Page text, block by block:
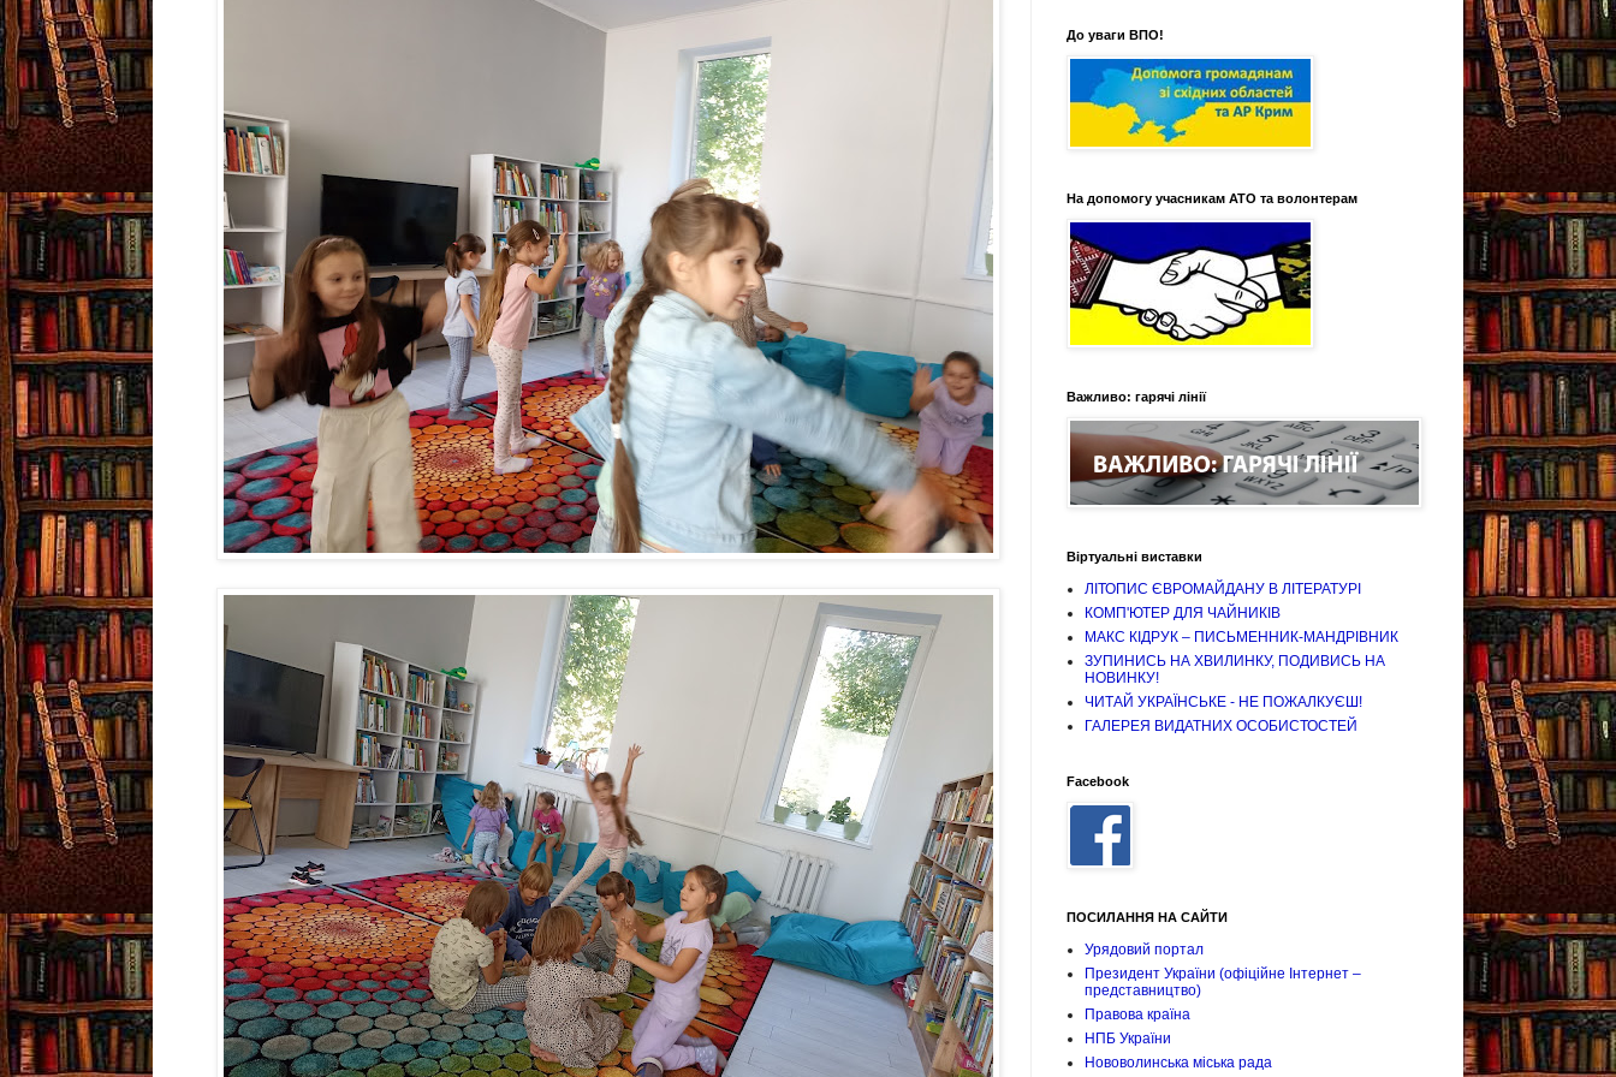
До уваги ВПО!
На допомогу учасникам АТО та волонтерам
Важливо: гарячі лінії
Віртуальні виставки
ЛІТОПИС ЄВРОМАЙДАНУ В ЛІТЕРАТУРІ
КОМП'ЮТЕР ДЛЯ ЧАЙНИКІВ
МАКС КІДРУК – ПИСЬМЕННИК-МАНДРІВНИК
ЗУПИНИСЬ НА ХВИЛИНКУ, ПОДИВИСЬ НА
НОВИНКУ!
ЧИТАЙ УКРАЇНСЬКЕ - НЕ ПОЖАЛКУЄШ!
ГАЛЕРЕЯ ВИДАТНИХ ОСОБИСТОСТЕЙ
Facebook
ПОСИЛАННЯ НА САЙТИ
Урядовий портал
Президент України (офіційне Інтернет –
представництво)
Правова країна
НПБ України
Нововолинська міська рада